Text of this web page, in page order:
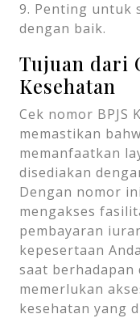
9. Penting untuk
dengan baik.
Tujuan dari
Kesehatan
Cek nomor
memastikan
memanfaatkan
disediakan
Dengan nomor
mengakses
pembayaran
kepesertaan
saat berhadapan
memerlukan
kesehatan yang